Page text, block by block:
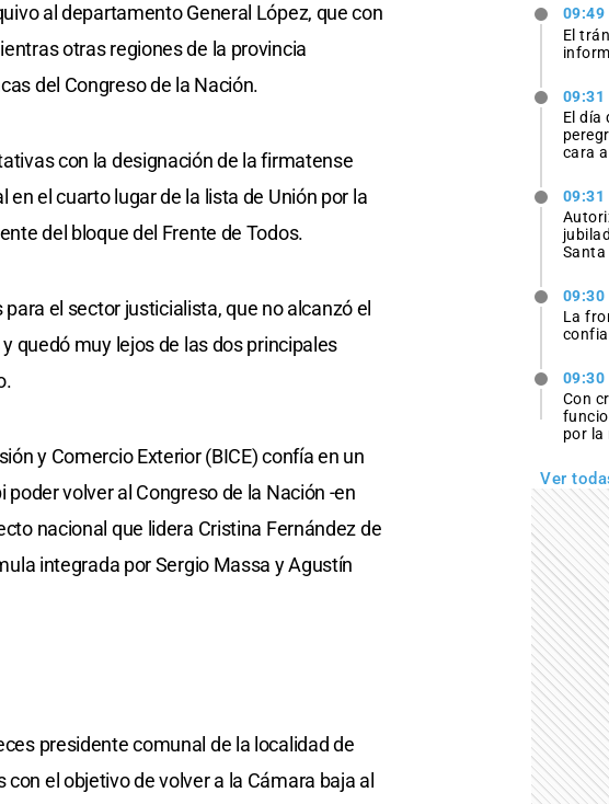
al departamento General López, que con
otras regiones de la provincia
del Congreso de la Nación.
con la designación de la firmatense
el cuarto lugar de la lista de Unión por la
del bloque del Frente de Todos.
el sector justicialista, que no alcanzó el
quedó muy lejos de las dos principales
y Comercio Exterior (BICE) confía en un
volver al Congreso de la Nación -en
nacional que lidera Cristina Fernández de
integrada por Sergio Massa y Agustín
presidente comunal de la localidad de
el objetivo de volver a la Cámara baja al
09:49
El
09:31
El día
cara
09:31
Santa
09:30
La
09:30
Con
por la
Ver